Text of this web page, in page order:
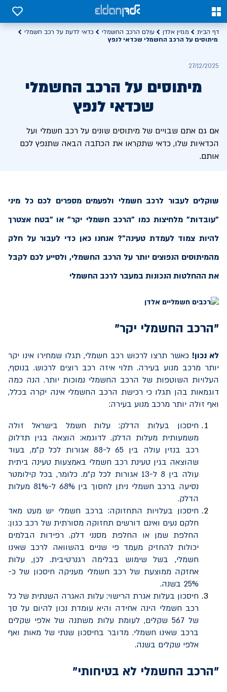
0
0
דף הבית מגזין אלדן עולם הרכב החשמלי
כדאי לדעת על רכב חשמלי
מיתוסים על הרכב החשמלי שכדאי לנפץ
27/12/2025
מיתוסים על הרכב החשמלי
שכדאי לנפץ
אם גם אתם שבויים של מיתוסים שונים על רכב חשמלי ועל
הכדאיות שלו, כדאי שתקראו את הכתבה הבאה שתנפץ לכם
אותם.
שוקלים לעבור לרכב חשמלי ולפעמים מספרים לכם כל מיני
"עובדות" מלחיצות כמו "הרכב חשמלי יקר" או "בטח אצטרך
להיות צמוד לעמדת טעינה"? אנחנו כאן כדי לעבור על חלק
מהמיתוסים הנפוצים יותר על הרכב החשמלי, ולסייע לכם לקבל
את ההחלטות הנכונות במעבר לרכב החשמלי
"הרכב החשמלי יקר"
לא נכון! כאשר תרצו לרכוש רכב חשמלי, תגלו שמחירו אינו יקר
יותר מרכב מנוע בעירה. תלוי איזה רכב רוצים לרכוש. בנוסף,
העלויות השוטפות של הרכב החשמלי נמוכות יותר. הנה כמה
דוגמאות בהן תגלו כי רכישת הרכב החשמלי אינה יקרה בכלל,
ואף זולה יותר מרכב מנוע בעירה:
חיסכון בעלות הדלק: עלות חשמל בישראל זולה
משמעותית מעלות הדלק. לדוגמא: הוצאה בגין תדלוק
רכב בנזין עולה בין 65 ל-88 אגורות לכל ק"מ, בעוד
שהוצאה בגין טעינת רכב חשמלי באמצעות טעינה ביתית
עולה בין 8 ל-13 אגורות לכל ק"מ. כלומר, בכל קילומטר
נסיעה ברכב חשמלי ניתן לחסוך בין 68% ל-81% מעלות
הדלק.
חיסכון בעלויות התחזוקה: ברכב חשמלי יש מעט מאד
חלקם נעים ואינם דורשים תחזוקה מסורתית של רכב כגון:
החלפת שמן או החלפת מסנני דלק. רפידות הבלמים
יכולות להחזיק מעמד פי שניים בהשוואה לרכב שאינו
חשמלי, בשל שימוש בבלימה רגנרטיבית. לכן, עלות
אחזקה ממוצעת של רכב חשמלי מעניקה חיסכון של כ-
25% בשנה.
חיסכון בעלות אגרת הרישוי: עלות האגרה השנתית של כל
רכב חשמלי הינה אחידה והיא עומדת נכון להיום על סך
של 567 שקלים, לעומת עלות משתנה של אלפי שקלים
ברכב שאינו חשמלי. מדובר בחיסכון שנתי של מאות ואף
אלפי שקלים בשנה.
"הרכב החשמלי לא בטיחותי"